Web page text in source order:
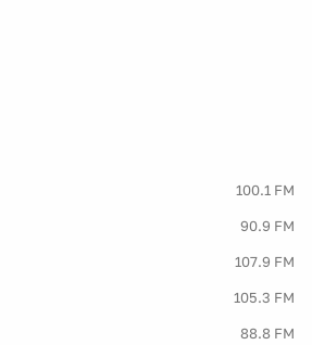
100.1 FM
90.9 FM
107.9 FM
105.3 FM
88.8 FM